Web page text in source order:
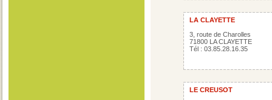
LA CLAYETTE
3, route de Charolles
71800 LA CLAYETTE
Tél : 03.85.28.16.35
LE CREUSOT